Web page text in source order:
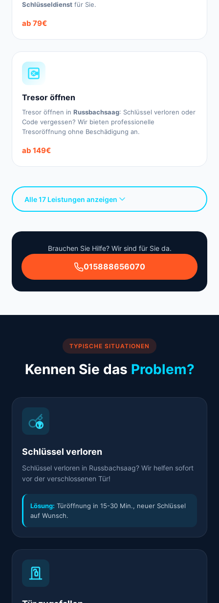
Schlüsseldienst für Sie.
ab 79€
Tresor öffnen
Tresor öffnen in Russbachsaag: Schlüssel verloren oder
Code vergessen? Wir bieten professionelle
Tresoröffnung ohne Beschädigung an.
ab 149€
Alle 17 Leistungen anzeigen
Brauchen Sie Hilfe? Wir sind für Sie da.
015888656070
TYPISCHE SITUATIONEN
Kennen Sie das Problem?
Schlüssel verloren
Schlüssel verloren in Russbachsaag? Wir helfen sofort
vor der verschlossenen Tür!
Lösung: Türöffnung in 15-30 Min., neuer Schlüssel
auf Wunsch.